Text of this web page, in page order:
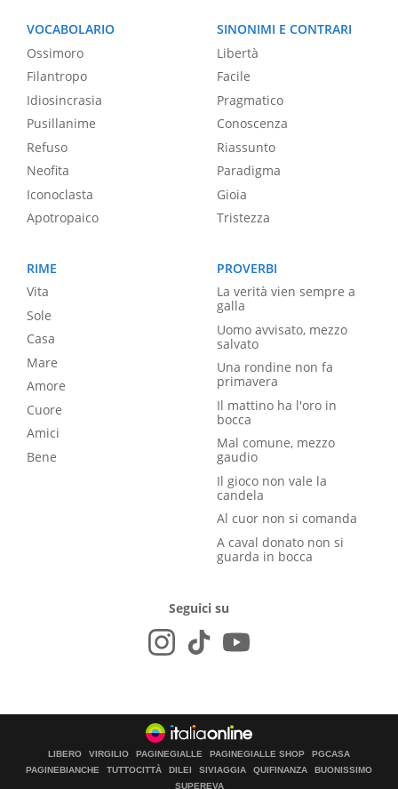
VOCABOLARIO
Ossimoro
Filantropo
Idiosincrasia
Pusillanime
Refuso
Neofita
Iconoclasta
Apotropaico
SINONIMI E CONTRARI
Libertà
Facile
Pragmatico
Conoscenza
Riassunto
Paradigma
Gioia
Tristezza
RIME
Vita
Sole
Casa
Mare
Amore
Cuore
Amici
Bene
PROVERBI
La verità vien sempre a
galla
Uomo avvisato, mezzo
salvato
Una rondine non fa
primavera
Il mattino ha l'oro in
bocca
Mal comune, mezzo
gaudio
Il gioco non vale la
candela
Al cuor non si comanda
A caval donato non si
guarda in bocca
Seguici su
LIBERO VIRGILIO PAGINEGIALLE PAGINEGIALLE SHOP
PGCASA
PAGINEBIANCHE
TUTTOCITTÀ DILEI SIVIAGGIA QUIFINANZA
BUONISSIMO
SUPEREVA